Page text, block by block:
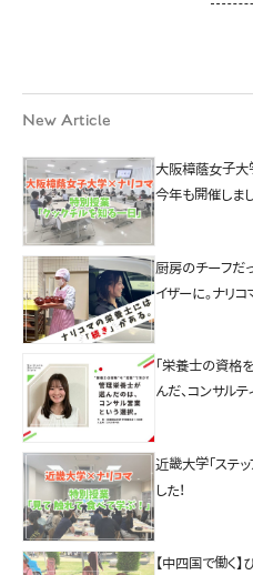
New Article
大阪樟蔭女子大
今年も開催しまし
厨房のチーフだ
イザーに。ナリコ
「栄養士の資格
んだ、コンサル
近畿大学「ステ
した！
【中四国で働く